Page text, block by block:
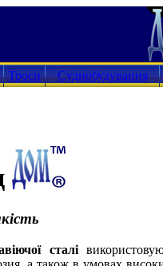
Троси Суднобудування
сталі